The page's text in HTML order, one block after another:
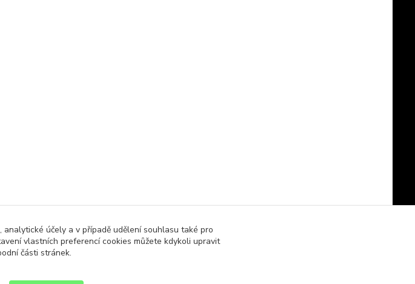
účely a v případě udělení souhlasu také pro
vlastních preferencí cookies můžete kdykoli upravit
části stránek.